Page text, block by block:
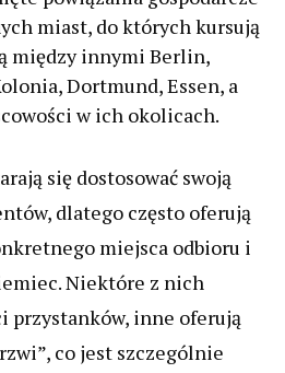
miast, do których kursują
między innymi Berlin,
Dortmund, Essen, a
w ich okolicach.
się dostosować swoją
dlatego często oferują
miejsca odbioru i
Niektóre z nich
przystanków, inne oferują
co jest szczególnie